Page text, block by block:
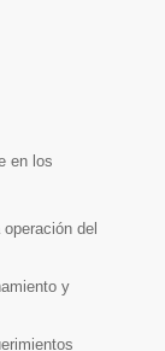
en los
del
y